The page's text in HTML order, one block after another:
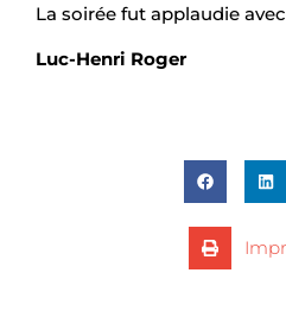
La soirée fut applaudie
Luc-Henri Roger